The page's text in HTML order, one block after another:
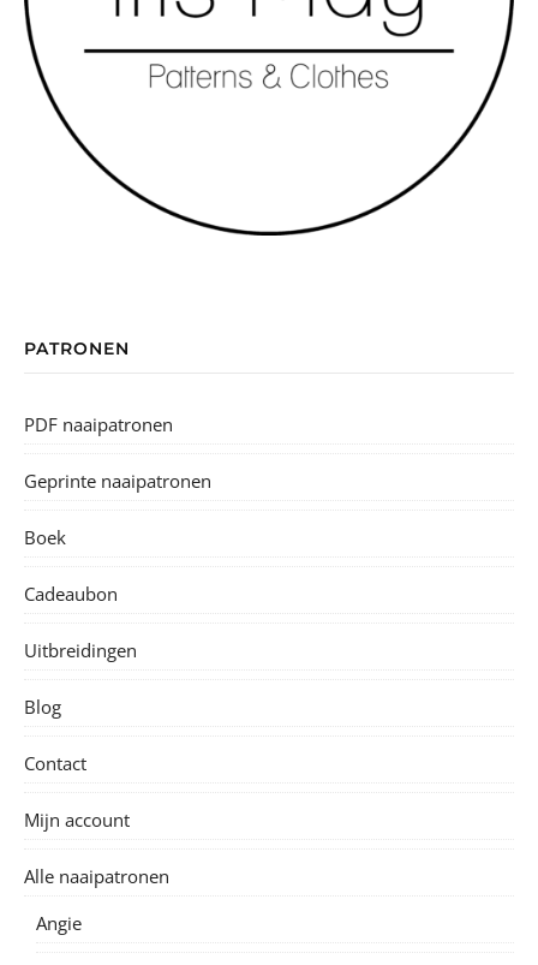
PATRONEN
PDF naaipatronen
Geprinte naaipatronen
Boek
Cadeaubon
Uitbreidingen
Blog
Contact
Mijn account
Alle naaipatronen
Angie